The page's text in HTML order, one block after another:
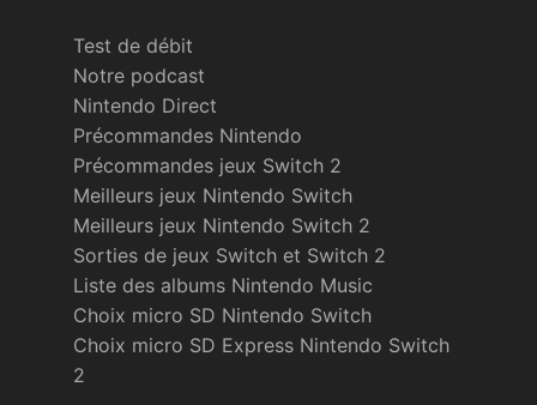
Test de débit
Notre podcast
Nintendo Direct
Précommandes Nintendo
Précommandes jeux Switch 2
Meilleurs jeux Nintendo Switch
Meilleurs jeux Nintendo Switch 2
Sorties de jeux Switch et Switch 2
Liste des albums Nintendo Music
Choix micro SD Nintendo Switch
Choix micro SD Express Nintendo Switch
2